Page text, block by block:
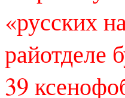
«русских
райотделе
39